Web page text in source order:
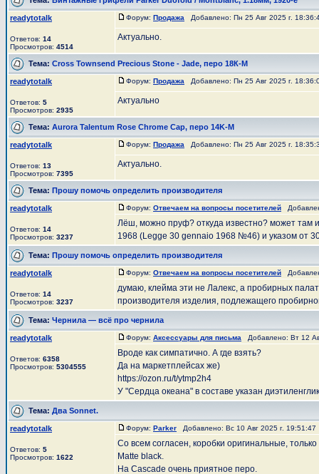
readytotalk
Ответов: 14
Просмотров: 4514
Форум: Продажа Добавлено: Пн 25 Авг 2025 г.
Актуально.
Тема: Cross Townsend Precious Stone - Jade, перо 18К-М
readytotalk
Ответов: 5
Просмотров: 2935
Форум: Продажа Добавлено: Пн 25 Авг 2025 г.
Актуально
Тема: Aurora Talentum Rose Chrome Cap, перо 14K-M
readytotalk
Ответов: 13
Просмотров: 7395
Форум: Продажа Добавлено: Пн 25 Авг 2025 г.
Актуально.
Тема: Прошу помочь определить производителя
readytotalk
Ответов: 14
Просмотров: 3237
Форум: Отвечаем на вопросы посетителей
Лёш, можно пруф? откуда известно? может там
1968 (Legge 30 gennaio 1968 №46) и указом от
Тема: Прошу помочь определить производителя
readytotalk
Ответов: 14
Просмотров: 3237
Форум: Отвечаем на вопросы посетителей
думаю, клейма эти не Лалекс, а пробирных
производителя изделия, подлежащего
Тема: Чернила — всё про чернила
readytotalk
Ответов: 6358
Просмотров: 5304555
Форум: Аксессуары для письма Добавлено: Вт 12
Вроде как симпатично. А где взять?
Да на маркетплейсах же)
https://ozon.ru/t/ytmp2h4
У "Сердца океана" в составе указан
Тема: Два Sonnet.
readytotalk
Ответов: 5
Просмотров: 1622
Форум: Parker Добавлено: Вс 10 Авг 2025 г.
Со всем согласен, коробки оригинальные,
Matte black.
На Cascade очень приятное перо.